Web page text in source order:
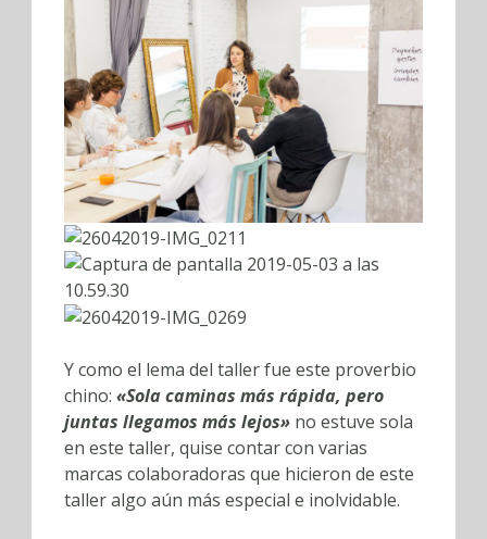
Y como el lema del taller fue este proverbio
chino: «Sola caminas más rápida, pero
juntas llegamos más lejos» no estuve sola
en este taller, quise contar con varias
marcas colaboradoras que hicieron de este
taller algo aún más especial e inolvidable.